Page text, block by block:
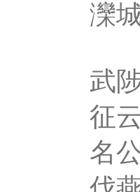
灤
武
征
名